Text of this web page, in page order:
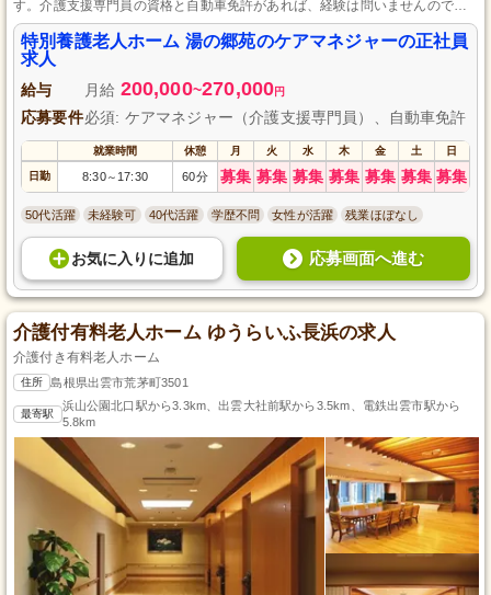
す。介護支援専門員の資格と自動車免許があれば、経験は問いませんので安
心して応募してください。年に一度の昇給や年二回の賞与であなたの努力を
しっかり評価し、ワークライフバランスを重視した働き方が可能です。
特別養護老人ホーム 湯の郷苑のケアマネジャーの正社員
求人
給与 月給 200,000~270,000円
応募要件必須: ケアマネジャー（介護支援専門員）、自動車免許
就業時間 休憩 月 火 水 木 金 土 日
日勤 8:30～ 17:30 60分 募集 募集 募集 募集 募集 募集 募集
50代活躍 未経験可 40代活躍 学歴不問 女性が活躍 残業ほぼなし
お気に入り に追加 応募画面へ進む
介護付有料老人ホーム ゆうらいふ長浜の求人
介護付き有料老人ホーム
住所 島根県出雲市荒茅町3501
最寄駅
浜山公園北口駅から3.3km、出雲大社前駅から3.5km、電鉄出雲市駅から
5.8km